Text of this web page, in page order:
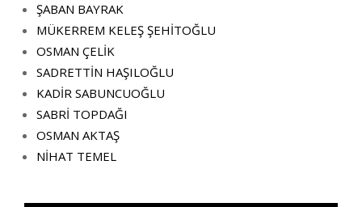
ŞABAN BAYRAK
MÜKERREM KELEŞ ŞEHİTOĞLU
OSMAN ÇELİK
SADRETTİN HAŞILOĞLU
KADİR SABUNCUOĞLU
SABRİ TOPDAĞI
OSMAN AKTAŞ
NİHAT TEMEL